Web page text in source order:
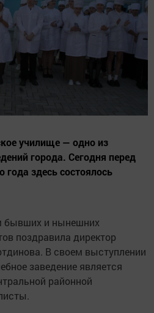
училище — одно из
города. Сегодня перед
года здесь состоялось
бывших и нынешних
поздравила директор
В своем выступлении
заведение является
районной